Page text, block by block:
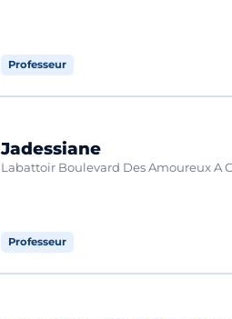
Professeur
Jadessiane
Labattoir Boulevard Des Amoureux A
Professeur